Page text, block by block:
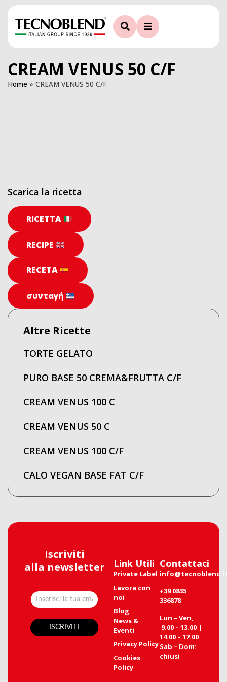
CREAM VENUS 50 C/F
Home » CREAM VENUS 50 C/F
Scarica la ricetta
RICETTA
RECIPE
RECETA
συνταγή
Altre Ricette
TORTE GELATO
PURO BASE 50 CREMA&FRUTTA C/F
CREAM VENUS 100 C
CREAM VENUS 50 C
CREAM VENUS 100 C/F
CALO VEGAN BASE FAT C/F
Iscriviti
alla newsletter
Link Utili
Private Label
Lavora con
noi
Blog
News &
Eventi
Privacy Policy
Cookies
Policy
Contattaci
+39 0835
336878
Lun – Ven,
9.00 – 13.00 |
14.00 – 17.00
Sab – Dom:
chiusi